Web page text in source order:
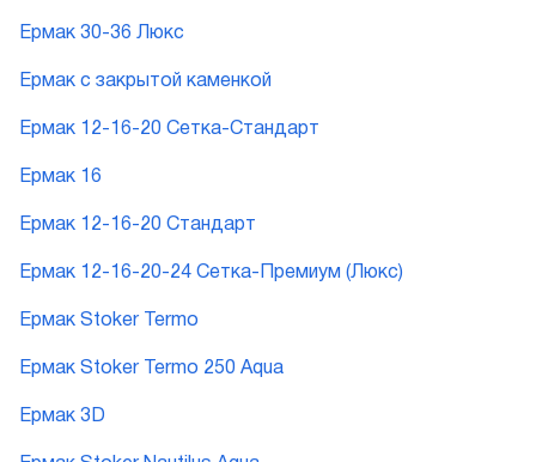
Ермак 30-36 Люкс
Ермак с закрытой каменкой
Ермак 12-16-20 Сетка-Стандарт
Ермак 16
Ермак 12-16-20 Стандарт
Ермак 12-16-20-24 Сетка-Премиум (Люкс)
Ермак Stoker Termo
Ермак Stoker Termo 250 Aqua
Ермак 3D